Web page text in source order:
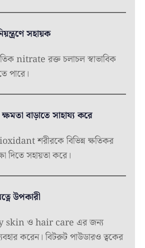
সহায়ক
nitrate রক্ত চলাচল স্বাভাবিক
পারে।
বাড়াতে সাহায্য করে
শরীরকে বিভিন্ন ক্ষতিকর
দিতে সহায়তা করে।
উপকারী
skin ও hair care এর জন্য
করেন। বিটরুট পাউডারও ত্বকের